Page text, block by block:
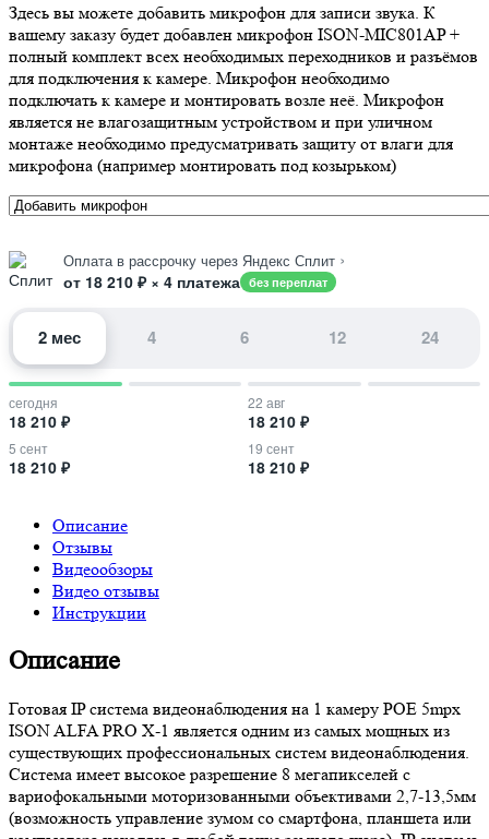
Здесь вы можете добавить микрофон для записи звука. К
вашему заказу будет добавлен микрофон ISON-MIC801AP +
полный комплект всех необходимых переходников и разъёмов
для подключения к камере. Микрофон необходимо
подключать к камере и монтировать возле неё. Микрофон
является не влагозащитным устройством и при уличном
монтаже необходимо предусматривать защиту от влаги для
микрофона (например монтировать под козырьком)
Оплата в рассрочку через Яндекс Сплит ›
от 18 210 ₽ × 4 платежа без переплат
2 мес 4 6 12 24
сегодня
18 210 ₽
22 авг
18 210 ₽
5 сент
18 210 ₽
19 сент
18 210 ₽
Описание
Отзывы
Видеообзоры
Видео отзывы
Инструкции
Описание
Готовая IP система видеонаблюдения на 1 камеру POE 5mpx
ISON ALFA PRO X-1 является одним из самых мощных из
существующих профессиональных систем видеонаблюдения.
Система имеет высокое разрешение 8 мегапикселей с
вариофокальными моторизованными объективами 2,7-13,5мм
(возможность управление зумом со смартфона, планшета или